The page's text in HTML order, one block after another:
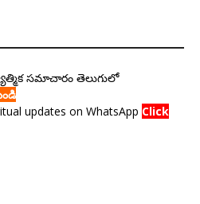
సమాచారం తెలుగులో
updates on WhatsApp Click